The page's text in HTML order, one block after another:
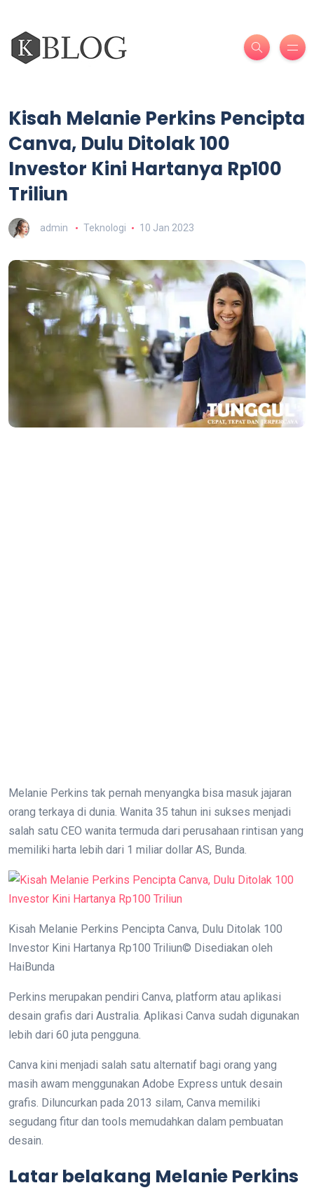
Kisah Melanie Perkins Pencipta
Canva, Dulu Ditolak 100
Investor Kini Hartanya Rp100
Triliun
admin Teknologi 10 Jan 2023
Melanie Perkins tak pernah menyangka bisa masuk jajaran
orang terkaya di dunia. Wanita 35 tahun ini sukses menjadi
salah satu CEO wanita termuda dari perusahaan rintisan yang
memiliki harta lebih dari 1 miliar dollar AS, Bunda.
Kisah Melanie Perkins Pencipta Canva, Dulu Ditolak 100
Investor Kini Hartanya Rp100 Triliun© Disediakan oleh
HaiBunda
Perkins merupakan pendiri Canva, platform atau aplikasi
desain grafis dari Australia. Aplikasi Canva sudah digunakan
lebih dari 60 juta pengguna.
Canva kini menjadi salah satu alternatif bagi orang yang
masih awam menggunakan Adobe Express untuk desain
grafis. Diluncurkan pada 2013 silam, Canva memiliki
segudang fitur dan tools memudahkan dalam pembuatan
desain.
Latar belakang Melanie Perkins